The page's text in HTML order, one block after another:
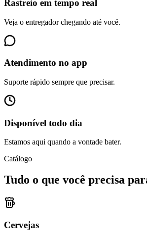
Rastreio em tempo real
Veja o entregador chegando até você.
Atendimento no app
Suporte rápido sempre que precisar.
Disponível todo dia
Estamos aqui quando a vontade bater.
Catálogo
Tudo o que você precisa
Cervejas